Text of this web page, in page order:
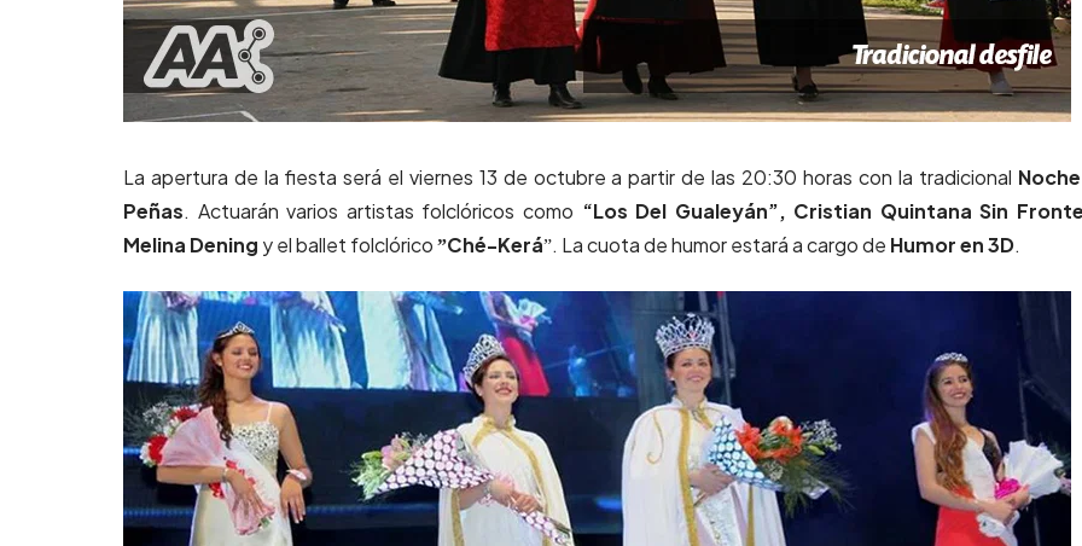
La apertura de la fiesta será el viernes 13 de octubre a partir de las 20:30 horas con la tradicional
Peñas. Actuarán varios artistas folclóricos como “Los Del Gualeyán”, Cristian Quintana Sin
Melina Dening y el ballet folclóricoˮChé-Keráˮ. La cuota de humor estará a cargo de Humor en 3D.